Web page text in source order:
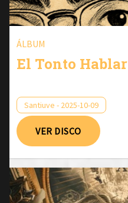
ÁLBUM
El Tonto Hablar
Santiuve - 2025-10-09
VER DISCO